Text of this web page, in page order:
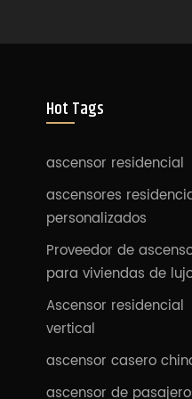
Hot Tags
ascensor residencial
ascensores
personalizados
Proveedor de
para viviendas de
Ascensor residencial
vertical
ascensor casero
ascensor de